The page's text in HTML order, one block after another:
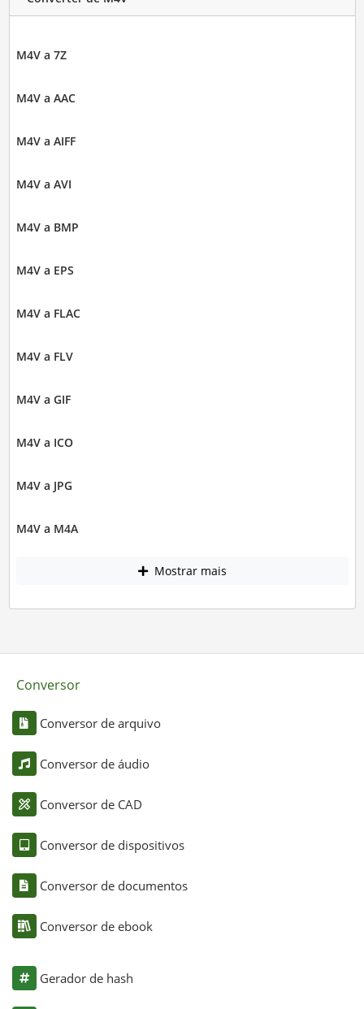
M4V a 7Z
M4V a AAC
M4V a AIFF
M4V a AVI
M4V a BMP
M4V a EPS
M4V a FLAC
M4V a FLV
M4V a GIF
M4V a ICO
M4V a JPG
M4V a M4A
Mostrar mais
Conversor
Conversor de arquivo
Conversor de áudio
Conversor de CAD
Conversor de dispositivos
Conversor de documentos
Conversor de ebook
Gerador de hash